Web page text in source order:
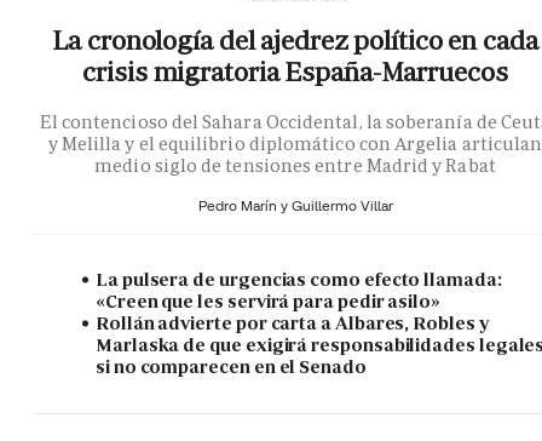
La cronología del ajedrez político en cada
crisis migratoria España-Marruecos
El contencioso del Sahara Occidental, la soberanía de
y Melilla y el equilibrio diplomático con Argelia articulan
medio siglo de tensiones entre Madrid y Rabat
Pedro Marín y Guillermo Villar
La pulsera de urgencias como efecto llamada:
«Creen que les servirá para pedir asilo»
Rollán advierte por carta a Albares, Robles y
Marlaska de que exigirá responsabilidades
si no comparecen en el Senado